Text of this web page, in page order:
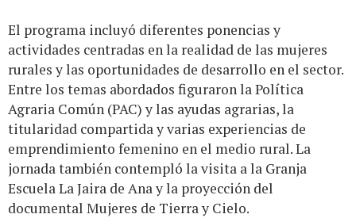
El programa incluyó diferentes ponencias y
actividades centradas en la realidad de las mujeres
rurales y las oportunidades de desarrollo en el sector.
Entre los temas abordados figuraron la Política
Agraria Común (PAC) y las ayudas agrarias, la
titularidad compartida y varias experiencias de
emprendimiento femenino en el medio rural. La
jornada también contempló la visita a la Granja
Escuela La Jaira de Ana y la proyección del
documental Mujeres de Tierra y Cielo.